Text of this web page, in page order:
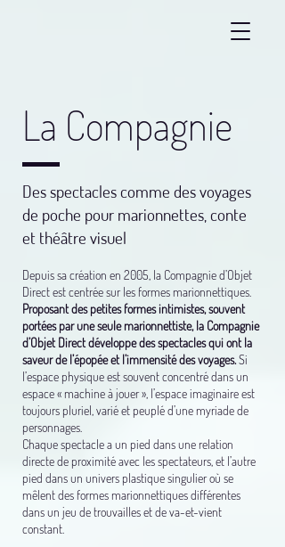
La Compagnie
Des spectacles comme des voyages
de poche pour marionnettes, conte
et théâtre visuel
Depuis sa création en 2005, la Compagnie d’Objet
Direct est centrée sur les formes marionnettiques.
Proposant des petites formes intimistes, souvent
portées par une seule marionnettiste, la Compagnie
d’Objet Direct développe des spectacles qui ont la
saveur de l’épopée et l’immensité des voyages.Si
l’espace physique est souvent concentré dans un
espace « machine à jouer », l’espace imaginaire est
toujours pluriel, varié et peuplé d’une myriade de
personnages.
Chaque spectacle a un pied dans une relation
directe de proximité avec les spectateurs, et l’autre
pied dans un univers plastique singulier où se
mêlent des formes marionnettiques différentes
dans un jeu de trouvailles et de va-et-vient
constant.